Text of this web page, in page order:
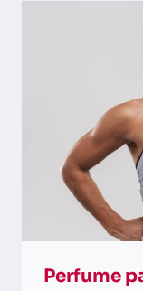
Perfume